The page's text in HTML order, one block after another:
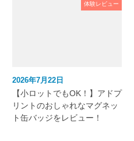
体験レビュー
2026年7月22日
【小ロットでもOK！】アドプ
リントのおしゃれなマグネッ
ト缶バッジをレビュー！